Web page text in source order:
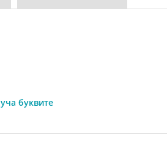
уча буквите